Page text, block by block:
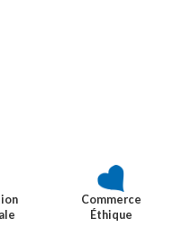
Commerce
Éthique